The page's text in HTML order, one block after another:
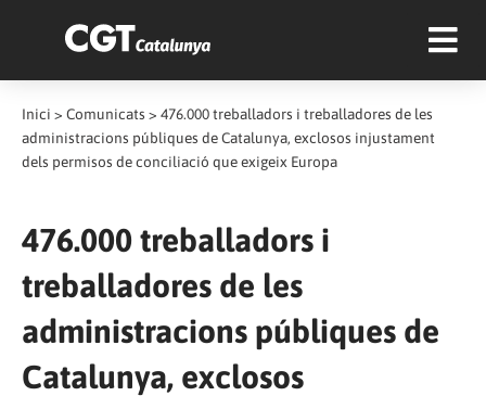
Inici > Comunicats > 476.000 treballadors i treballadores de les
administracions públiques de Catalunya, exclosos injustament
dels permisos de conciliació que exigeix Europa
476.000 treballadors i
treballadores de les
administracions públiques de
Catalunya, exclosos